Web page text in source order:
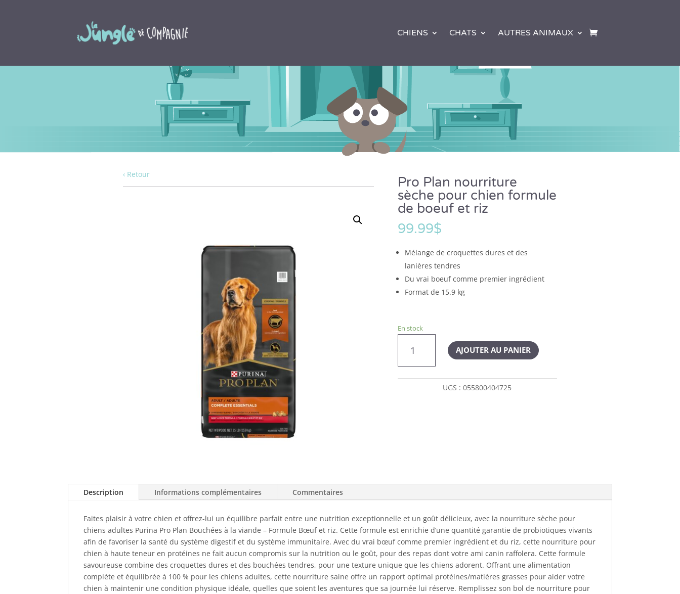
CHIENS CHATS AUTRES ANIMAUX
‹ Retour
Pro Plan nourriture
sèche pour chien formule
de boeuf et riz
99.99$
Mélange de croquettes dures et des
lanières tendres
Du vrai boeuf comme premier ingrédient
Format de 15.9 kg
En stock
AJOUTER AU PANIER
UGS :055800404725
Description Informations complémentaires Commentaires
Faites plaisir à votre chien et offrez-lui un équilibre parfait entre une nutrition exceptionnelle et un goût délicieux, avec la nourriture sèche pour
chiens adultes Purina Pro Plan Bouchées à la viande – Formule Bœuf et riz. Cette formule est enrichie d’une quantité garantie de probiotiques vivants
afin de favoriser la santé du système digestif et du système immunitaire. Avec du vrai bœuf comme premier ingrédient et du riz, cette nourriture pour
chien à haute teneur en protéines ne fait aucun compromis sur la nutrition ou le goût, pour des repas dont votre ami canin raffolera. Cette formule
savoureuse combine des croquettes dures et des bouchées tendres, pour une texture unique que les chiens adorent. Offrant une alimentation
complète et équilibrée à 100 % pour les chiens adultes, cette nourriture saine offre un rapport optimal protéines/matières grasses pour aider votre
chien à maintenir une condition physique idéale, quelles que soient les aventures que sa journée lui réserve. Remplissez son bol de nourriture pour